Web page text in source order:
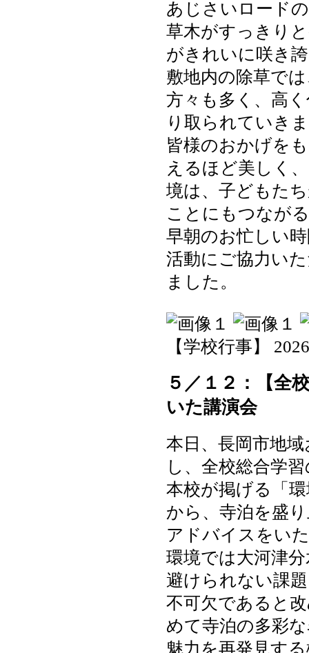
あじさいロード
草木がすっきり
がきれいに咲き
敷地内の除草で
方々も多く、高
り取られていき
皆様のおかげを
えるほど美しく
境は、子どもた
ことにもつなが
早朝のお忙しい
活動にご協力い
ました。
【学校行事】
５／１２：【全
いた講演会
本日、長岡市地
し、全校総合学
本校が掲げる「
から、寺泊を盛
アドバイスをい
環境では大河津
避けられない課
不可欠であると
めて寺泊の多彩
魅力を再発見す